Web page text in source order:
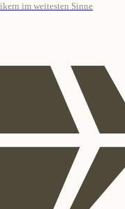
im weitesten Sinne